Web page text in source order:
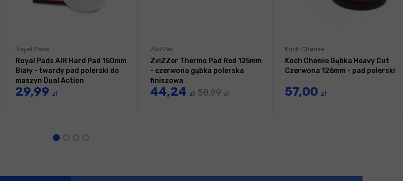
Royal Pads
Royal Pads AIR Hard Pad 150mm
Biały - twardy pad polerski do
maszyn Dual Action
29,99 zł
ZviZZer
ZviZZer Thermo Pad Red 125mm
- czerwona gąbka polerska
finiszowa
44,24 zł 58,99zł
Koch Chemie
Koch Chemie Gąbka Heavy Cut
Czerwona 126mm - pad polerski
57,00 zł